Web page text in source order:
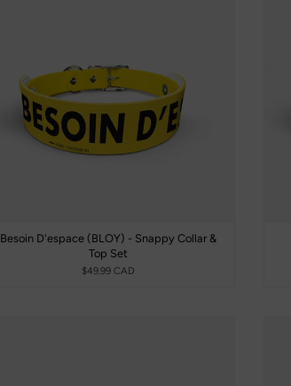
Besoin D'espace (BLOY) - Snappy Collar &
Top Set
$49.99 CAD